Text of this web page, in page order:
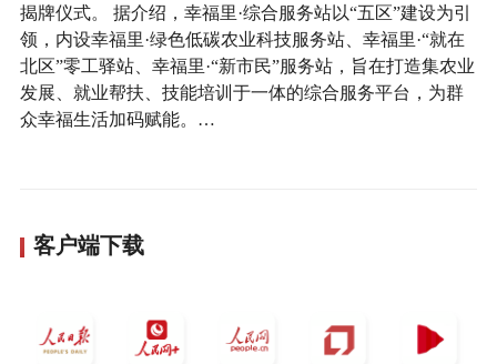
揭牌仪式。 据介绍，幸福里·综合服务站以“五区”建设为引
领，内设幸福里·绿色低碳农业科技服务站、幸福里·“就在
北区”零工驿站、幸福里·“新市民”服务站，旨在打造集农业
发展、就业帮扶、技能培训于一体的综合服务平台，为群
众幸福生活加码赋能。…
客户端下载